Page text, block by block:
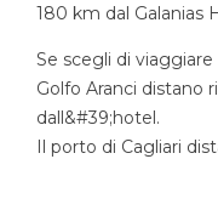
180 km dal Galanias
Se scegli di
Golfo Aranci distano
dall&#39;hotel.
Il porto di Cagliari